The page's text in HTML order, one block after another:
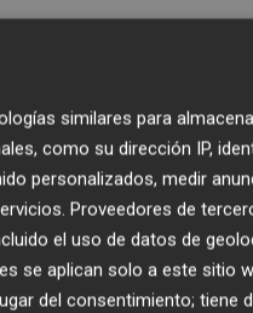
Valenciana que,
que siempre le ha
mucha ilusión y ganas
disfrutar".
vigente campeón
Federación, el
en 2019 el
similares para
como su dirección IP,
personalizados, medir
Proveedores de
el uso de datos de
se aplican solo a este sitio
del consentimiento; tiene